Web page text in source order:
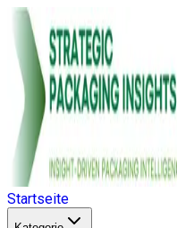
Startseite